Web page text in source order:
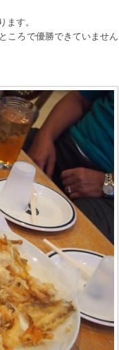
ます。
ころで優勝できていません